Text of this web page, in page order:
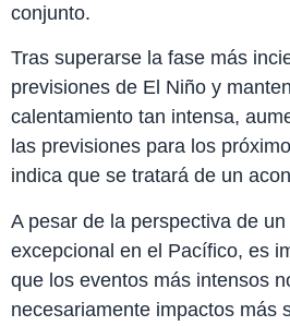
conjunto.
Tras superarse la fase más
previsiones de El Niño y
calentamiento tan intensa,
las previsiones para los
indica que se tratará de un
A pesar de la perspectiva de
excepcional en el Pacífico, es
que los eventos más intensos
necesariamente impactos más